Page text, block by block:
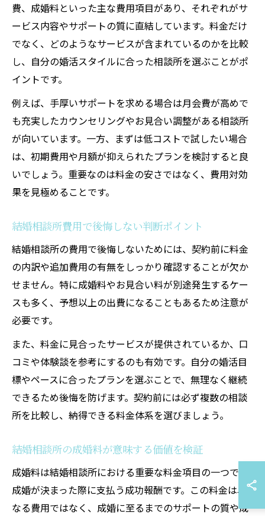
費、成婚料といった主な費用項目があり、それぞれがサ
ービス内容やサポートの質に直結しています。料金だけ
でなく、どのようなサービスが含まれているのかを比較
し、自分の婚活スタイルに合った相談所を選ぶことがポ
イントです。
例えば、手厚いサポートを求める場合は月会費が高めで
も充実したカウンセリングやお見合い調整がある相談所
が向いています。一方、まずは低コストで試したい場合
は、初期費用や月額が抑えられたプランを検討すると良
いでしょう。重要なのは料金の安さではなく、費用対効
果を見極めることです。
結婚相談所費用で後悔しない判断ポイント
結婚相談所の費用で後悔しないためには、契約前に料金
の内訳や追加費用の有無をしっかり確認することが欠か
せません。特に成婚料やお見合い料が別途発生するケー
スも多く、予想以上の出費になることもあるため注意が
必要です。
また、料金に見合ったサービスが提供されているか、口
コミや体験談を参考にするのも有効です。自分の婚活目
標やペースに合ったプランを選ぶことで、無理なく継続
できるため後悔を防げます。契約前には必ず複数の相談
所を比較し、納得できる料金体系を選びましょう。
結婚相談所の成婚料が意味する価値を検証
成婚料は結婚相談所における重要な料金項目の一つで、
成婚が決まった際に支払う成功報酬です。この料金は単
なる費用ではなく、成婚に至るまでのサポートの質や成